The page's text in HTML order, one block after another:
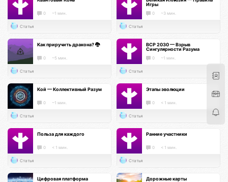
0 ~1 мин.
Статья
Игры
0 ~3 мин.
Статья
Как приручить дракона? 🐉
0 ~5 мин.
Статья
ВСР 2030 — Взрыв
Сингулярности Разума
0 ~1 мин.
Статья
Кой — Коллективный Разум
0 ~1 мин.
Статья
Этапы эволюции
0 < 1 мин.
Статья
Польза для каждого
0 < 1 мин.
Статья
Ранние участники
0 < 1 мин.
Статья
Цифровая платформа Дорожные карты